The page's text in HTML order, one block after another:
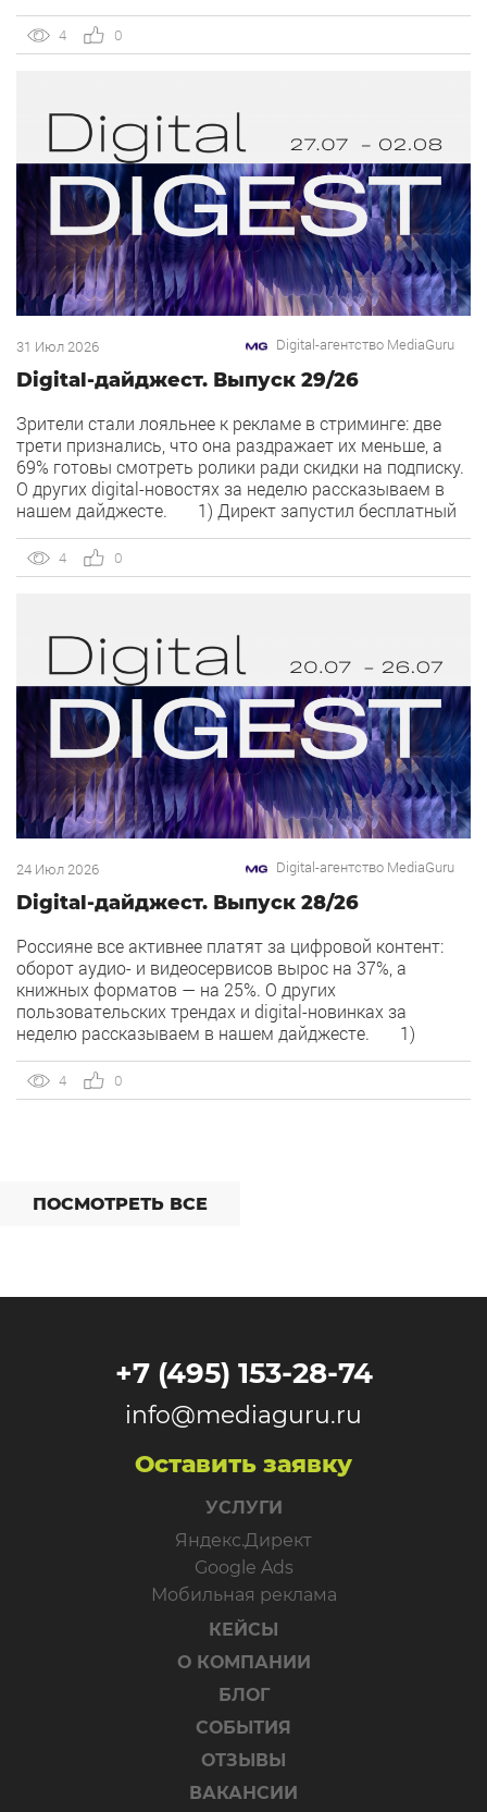
объединивший концепцию дубайского OSH с сетью
«Урюк». Концепт строится […]
4 0
31 Июл 2026 Digital-агентство MediaGuru
Digital-дайджест. Выпуск 29/26
Зрители стали лояльнее к рекламе в стриминге: две
трети признались, что она раздражает их меньше, а
69% готовы смотреть ролики ради скидки на подписку.
О других digital-новостях за неделю рассказываем в
нашем дайджесте. 1) Директ запустил бесплатный
встроенный динамический коллтрекинг — без доплат и
интеграций со сторонними сервисами. […]
4 0
24 Июл 2026 Digital-агентство MediaGuru
Digital-дайджест. Выпуск 28/26
Россияне все активнее платят за цифровой контент:
оборот аудио- и видеосервисов вырос на 37%, а
книжных форматов — на 25%. О других
пользовательских трендах и digital-новинках за
неделю рассказываем в нашем дайджесте. 1)
Яндекса. Рекламная сеть Яндекса запускает формат
Overlay, который показывает рекламу поверх контента,
4 0
ПОСМОТРЕТЬ ВСЕ
+7 (495) 153-28-74
info@mediaguru.ru
Оставить заявку
УСЛУГИ
Яндекс.Директ
Google Ads
Мобильная реклама
КЕЙСЫ
О КОМПАНИИ
БЛОГ
СОБЫТИЯ
ОТЗЫВЫ
ВАКАНСИИ